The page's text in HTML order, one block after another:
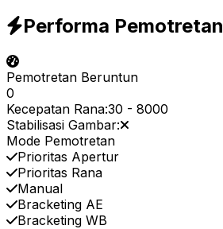
Performa Pemotretan
Pemotretan Beruntun
0
Kecepatan Rana:30 - 8000
Stabilisasi Gambar:
Mode Pemotretan
Prioritas Apertur
Prioritas Rana
Manual
Bracketing AE
Bracketing WB